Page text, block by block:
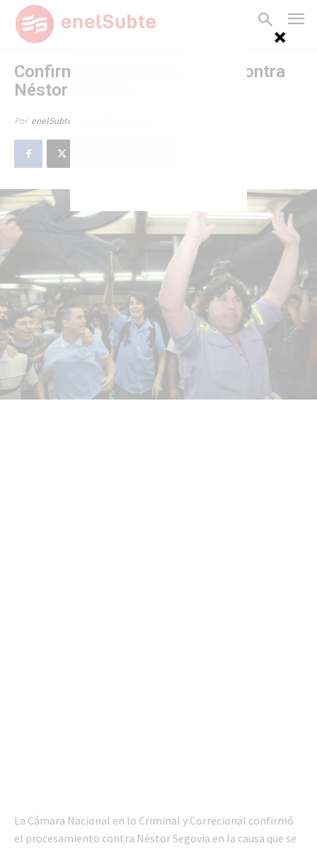
Confirmaron procesamiento contra
Néstor Segovia
Por enelSubte
La Cámara Nacional en lo Criminal y Correcional confirmó
el procesamiento contra Néstor Segovia en la causa que se